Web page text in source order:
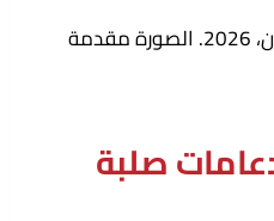
ثوي تيان نجوين، صحفي، بيان، 2026. الصورة مقدمة
صلبة